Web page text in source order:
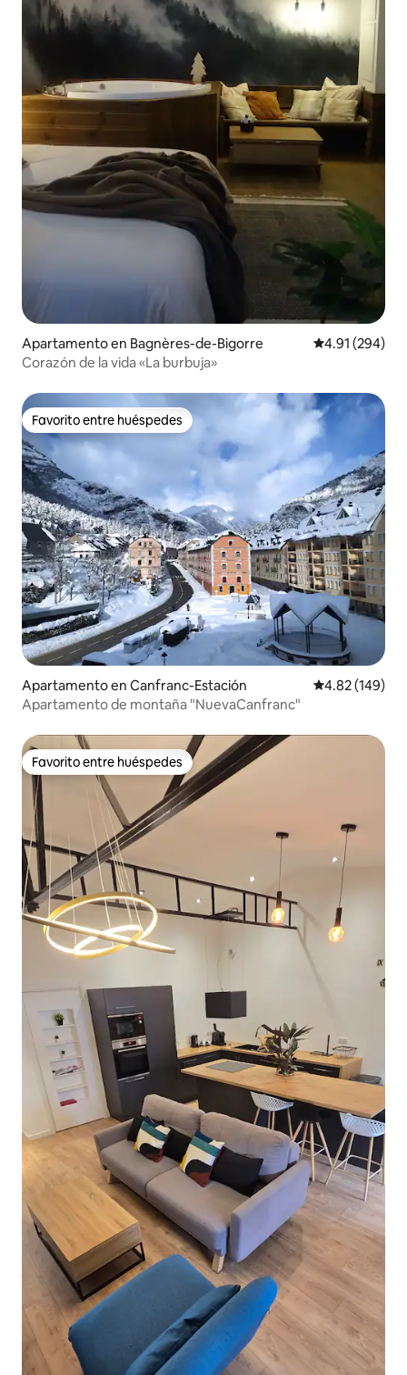
Apartamento en Bagnères-de-Bigorre Calificación
4.91 (294)
Corazón de la vida «La burbuja»
Favorito entre huéspedes
Favorito entre huéspedes
Apartamento en Canfranc-Estación Calificación
4.82 (149)
Apartamento de montaña "NuevaCanfranc"
Favorito entre huéspedes
Favorito entre huéspedes